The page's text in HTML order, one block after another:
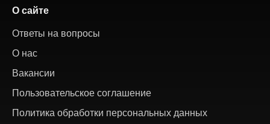
О сайте
Ответы на вопросы
О нас
Вакансии
Пользовательское соглашение
Политика обработки персональных данных